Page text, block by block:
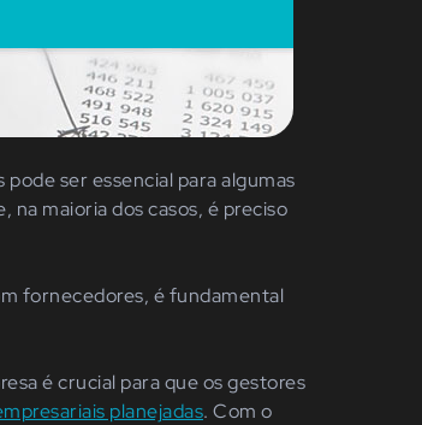
ser essencial para algumas
na maioria dos casos, é preciso
fornecedores, é fundamental
é crucial para que os gestores
planejadas. Com o